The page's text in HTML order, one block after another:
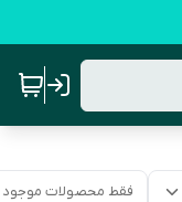
فقط محصولات موجود